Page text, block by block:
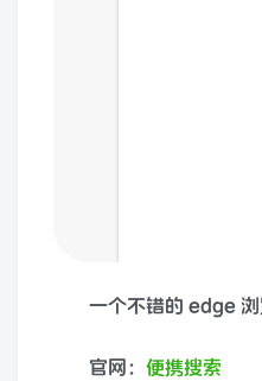
一个不错的 edge 浏
官网： 便携搜索